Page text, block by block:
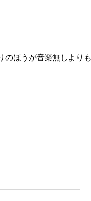
のほうが音楽無しよりも